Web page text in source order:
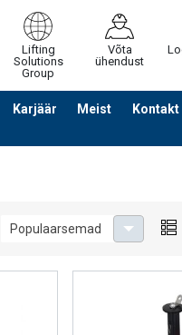
Lifting
Solutions
Group
Võta
ühendust
Karjäär Meist Kontakt
Jätka ostlemist
Populaarsemad